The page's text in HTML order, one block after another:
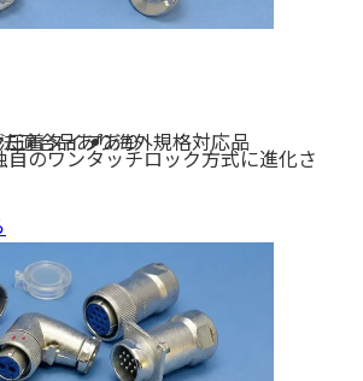
適合品あり海外規格対応品
圧着タイプあり
自のワンタッチロック方式に進化さ